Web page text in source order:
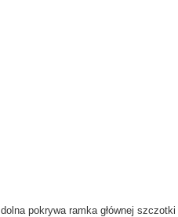
dolna pokrywa ramka głównej szczotki